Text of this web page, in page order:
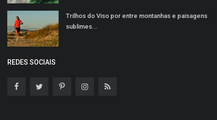
Trilhos do Viso por entre montanhas e paisagens
sublimes...
REDES SOCIAIS